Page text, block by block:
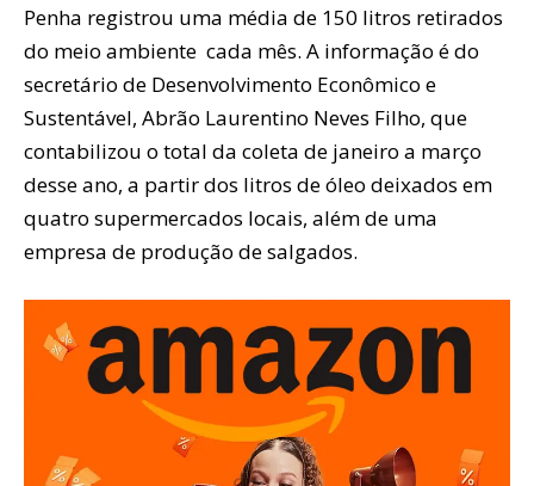
Penha registrou uma média de 150 litros retirados
do meio ambiente cada mês. A informação é do
secretário de Desenvolvimento Econômico e
Sustentável, Abrão Laurentino Neves Filho, que
contabilizou o total da coleta de janeiro a março
desse ano, a partir dos litros de óleo deixados em
quatro supermercados locais, além de uma
empresa de produção de salgados.